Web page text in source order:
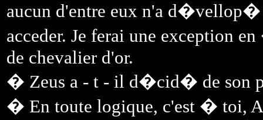
aucun d'entre eux n'a d�vellop�
acceder. Je ferai une exception
de chevalier d'or.
� Zeus a - t - il d�cid� de son
� En toute logique, c'est � toi,